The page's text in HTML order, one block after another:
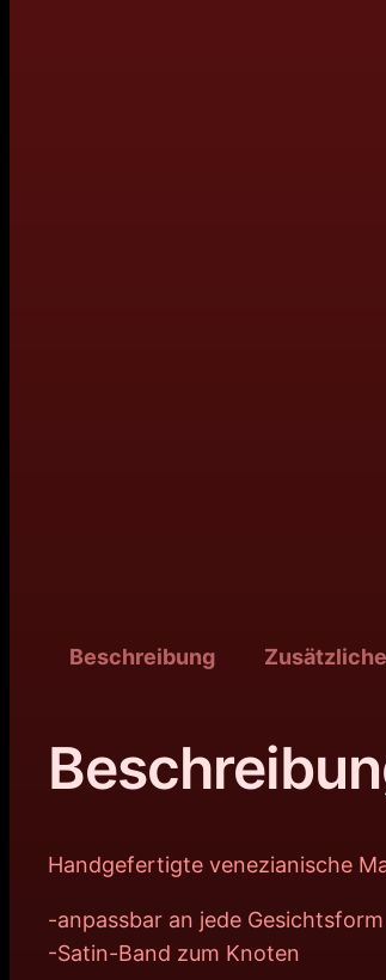
Beschreibung
Handgefertigte venezianische
-anpassbar an jede
-Satin-Band zum Knoten